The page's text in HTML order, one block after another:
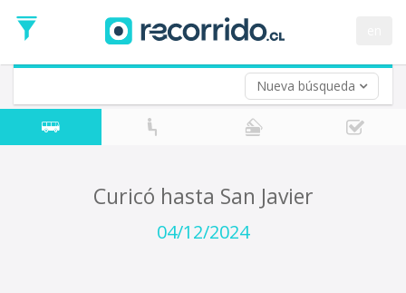
Nueva búsqueda
de
Ida
Vuelta (opcional)
Fecha
de
Curicó hasta San Javier
04/12/2024